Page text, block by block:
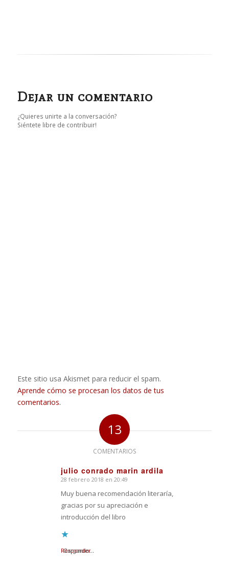
Dejar un comentario
¿Quieres unirte a la conversación?
Siéntete libre de contribuir!
Este sitio usa Akismet para reducir el spam.
Aprende cómo se procesan los datos de tus
comentarios.
13
COMENTARIOS
julio conrado marin ardila
Dice:
28 febrero 2018 en 20:49
Muy buena recomendación literaría,
gracias por su apreciación e
introducción del libro
Cargando...
Responder